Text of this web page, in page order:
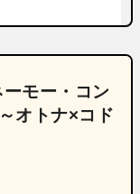
モー・コン
オトナ×コド